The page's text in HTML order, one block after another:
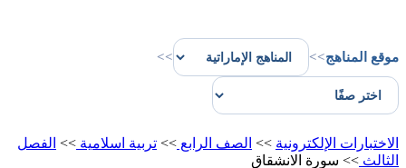
موقع المناهج>>
>>
الاختبارات الإلكترونية >> الصف الرابع >> تربية اسلامية >> الفصل
الثالث >> سورة الانشقاق